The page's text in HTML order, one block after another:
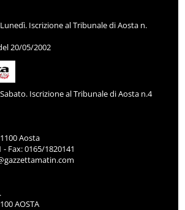
Iscrizione al Tribunale di Aosta n.
20/05/2002
Iscrizione al Tribunale di Aosta n.4
Aosta
- Fax: 0165/1820141
AOSTA